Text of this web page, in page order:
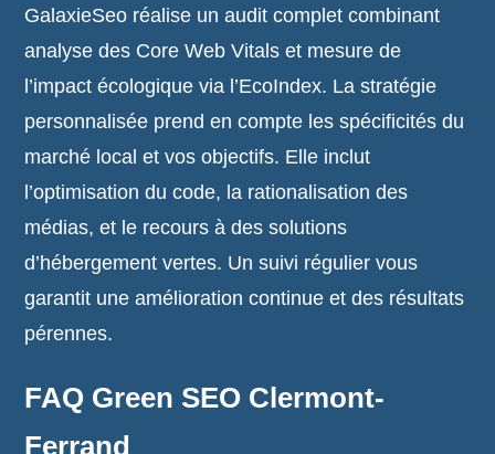
GalaxieSeo réalise un audit complet combinant
analyse des Core Web Vitals et mesure de
l’impact écologique via l’EcoIndex. La stratégie
personnalisée prend en compte les spécificités du
marché local et vos objectifs. Elle inclut
l’optimisation du code, la rationalisation des
médias, et le recours à des solutions
d’hébergement vertes. Un suivi régulier vous
garantit une amélioration continue et des résultats
pérennes.
FAQ Green SEO Clermont-
Ferrand